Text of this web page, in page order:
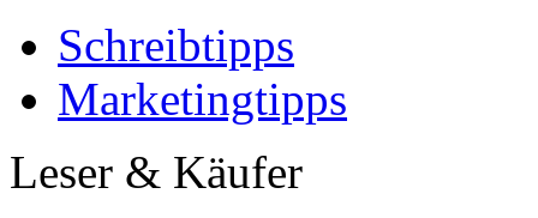
Schreibtipps
Marketingtipps
Leser & Käufer